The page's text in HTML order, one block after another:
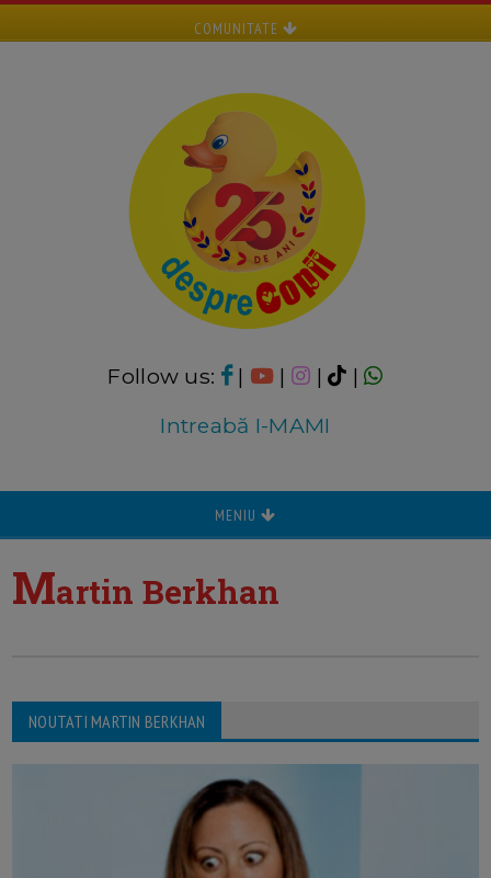
COMUNITATE
Follow us: | | |
|
Intreabă I-MAMI
MENIU
Martin Berkhan
NOUTATI MARTIN BERKHAN